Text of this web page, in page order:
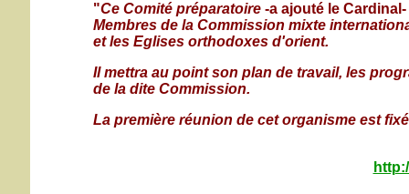
"Ce Comité préparatoire-a ajouté le Cardinal-
Membres de la Commission mixte
et les Eglises orthodoxes d'orient.
Il mettra au point son plan de travail, les
de la dite Commission.
La première réunion de cet organisme est